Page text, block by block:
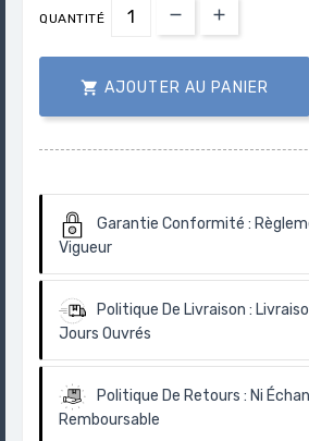
QUANTITÉ
 AJOUTER AU PANIER
Garantie Conformité :
Vigueur
Politique De Livraison :
Jours Ouvrés
Politique De Retours : Ni
Remboursable